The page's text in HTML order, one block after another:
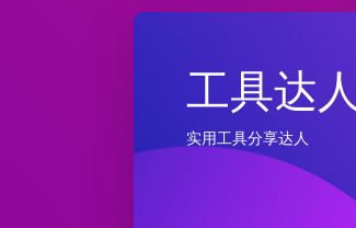
工具达人
实用工具分享达人